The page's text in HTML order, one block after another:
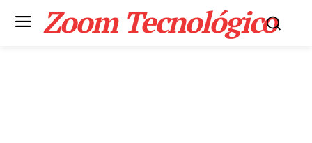
Zoom Tecnológico